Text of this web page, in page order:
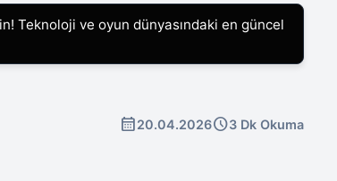
Teknoloji ve oyun dünyasındaki en güncel
calendar_month20.04.2026schedule3 Dk Okuma